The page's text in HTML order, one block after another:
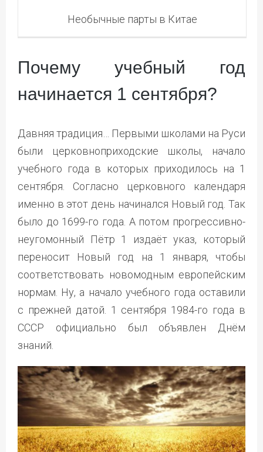
Необычные парты в Китае
Почему учебный год
начинается 1 сентября?
Давняя традиция… Первыми школами на Руси
были церковноприходские школы, начало
учебного года в которых приходилось на 1
сентября. Согласно церковного календаря
именно в этот день начинался Новый год. Так
было до 1699-го года. А потом прогрессивно-
неугомонный Пётр 1 издаёт указ, который
переносит Новый год на 1 января, чтобы
соответствовать новомодным европейским
нормам. Ну, а начало учебного года оставили
с прежней датой. 1 сентября 1984-го года в
СССР официально был объявлен Днём
знаний.